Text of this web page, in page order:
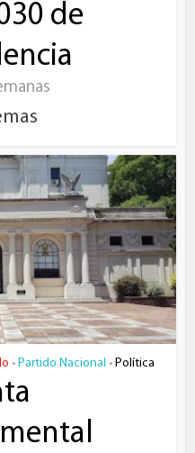
de
• Partido Nacional • Política